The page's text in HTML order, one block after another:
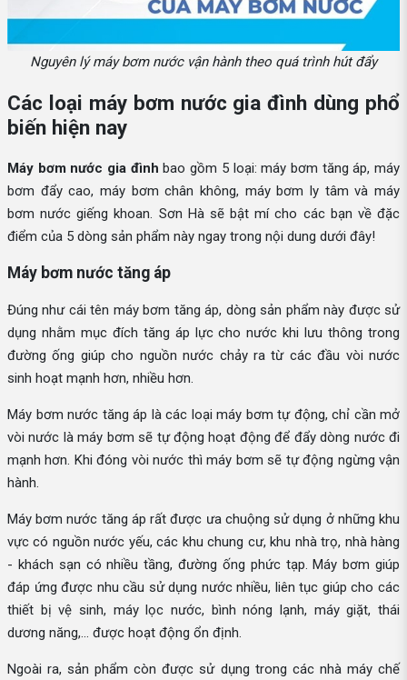
Nguyên lý máy bơm nước vận hành theo quá trình hút đẩy
Các loại máy bơm nước gia đình dùng phổ
biến hiện nay
Máy bơm nước gia đình bao gồm 5 loại: máy bơm tăng áp, máy
bơm đẩy cao, máy bơm chân không, máy bơm ly tâm và máy
bơm nước giếng khoan. Sơn Hà sẽ bật mí cho các bạn về đặc
điểm của 5 dòng sản phẩm này ngay trong nội dung dưới đây!
Máy bơm nước tăng áp
Đúng như cái tên máy bơm tăng áp, dòng sản phẩm này được sử
dụng nhằm mục đích tăng áp lực cho nước khi lưu thông trong
đường ống giúp cho nguồn nước chảy ra từ các đầu vòi nước
sinh hoạt mạnh hơn, nhiều hơn.
Máy bơm nước tăng áp là các loại máy bơm tự động, chỉ cần mở
vòi nước là máy bơm sẽ tự động hoạt động để đẩy dòng nước đi
mạnh hơn. Khi đóng vòi nước thì máy bơm sẽ tự động ngừng vận
hành.
Máy bơm nước tăng áp rất được ưa chuộng sử dụng ở những khu
vực có nguồn nước yếu, các khu chung cư, khu nhà trọ, nhà hàng
- khách sạn có nhiều tầng, đường ống phức tạp. Máy bơm giúp
đáp ứng được nhu cầu sử dụng nước nhiều, liên tục giúp cho các
thiết bị vệ sinh, máy lọc nước, bình nóng lạnh, máy giặt, thái
dương năng,... được hoạt động ổn định.
Ngoài ra, sản phẩm còn được sử dụng trong các nhà máy chế